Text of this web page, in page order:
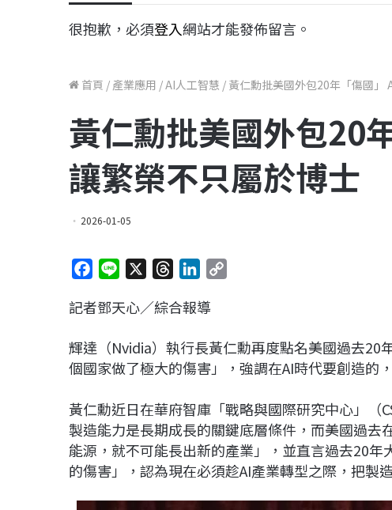
很抱歉，必須登入網站才能發佈留言。